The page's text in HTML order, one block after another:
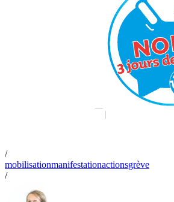
/
mobilisationmanifestationactionsgrève
/